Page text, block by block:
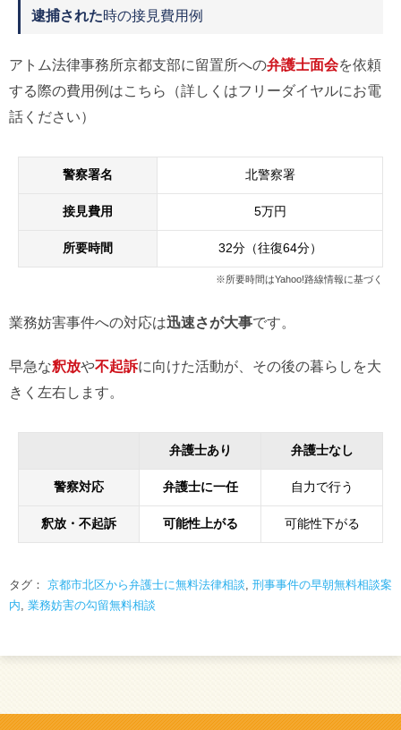
逮捕された時の接見費用例
アトム法律事務所京都支部に留置所への弁護士面会を依頼
する際の費用例はこちら（詳しくはフリーダイヤルにお電
話ください）
警察署名 北警察署
接見費用 5万円
所要時間 32分（往復64分）
※所要時間はYahoo!路線情報に基づく
業務妨害事件への対応は迅速さが大事です。
早急な釈放や不起訴に向けた活動が、その後の暮らしを大
きく左右します。
弁護士あり 弁護士なし
警察対応 弁護士に一任 自力で行う
釈放・不起訴 可能性上がる 可能性下がる
タグ： 京都市北区から弁護士に無料法律相談, 刑事事件の早朝無料相談案
内, 業務妨害の勾留無料相談